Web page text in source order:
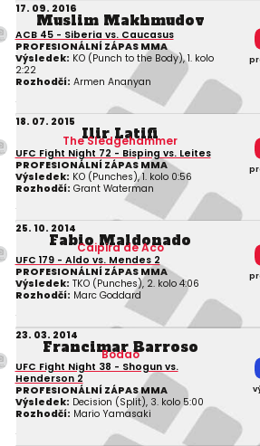
17. 09. 2016
Muslim Makhmudov
ACB 45 - Siberia vs. Caucasus
PROFESIONÁLNÍ ZÁPAS MMA
Výsledek: KO (Punch to the Body), 1. kolo
2:22
Rozhodčí: Armen Ananyan
18. 07. 2015
Ilir Latifi
The Sledgehammer
UFC Fight Night 72 - Bisping vs. Leites
PROFESIONÁLNÍ ZÁPAS MMA
Výsledek: KO (Punches), 1. kolo 0:56
Rozhodčí: Grant Waterman
25. 10. 2014
Fabio Maldonado
Caipira de Aco
UFC 179 - Aldo vs. Mendes 2
PROFESIONÁLNÍ ZÁPAS MMA
Výsledek: TKO (Punches), 2. kolo 4:06
Rozhodčí: Marc Goddard
23. 03. 2014
Francimar Barroso
Bodao
UFC Fight Night 38 - Shogun vs.
Henderson 2
PROFESIONÁLNÍ ZÁPAS MMA
Výsledek: Decision (Split), 3. kolo 5:00
Rozhodčí: Mario Yamasaki